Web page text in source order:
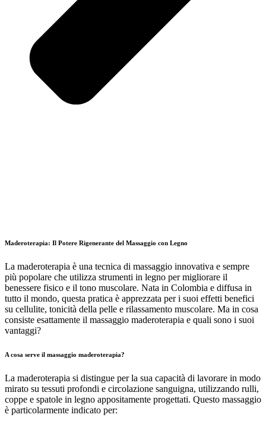
Maderoterapia: Il Potere Rigenerante del Massaggio con Legno
La maderoterapia è una tecnica di massaggio innovativa e sempre
più popolare che utilizza strumenti in legno per migliorare il
benessere fisico e il tono muscolare. Nata in Colombia e diffusa in
tutto il mondo, questa pratica è apprezzata per i suoi effetti benefici
su cellulite, tonicità della pelle e rilassamento muscolare. Ma in cosa
consiste esattamente il massaggio maderoterapia e quali sono i suoi
vantaggi?
A cosa serve il massaggio maderoterapia?
La maderoterapia si distingue per la sua capacità di lavorare in modo
mirato su tessuti profondi e circolazione sanguigna, utilizzando rulli,
coppe e spatole in legno appositamente progettati. Questo massaggio
è particolarmente indicato per: